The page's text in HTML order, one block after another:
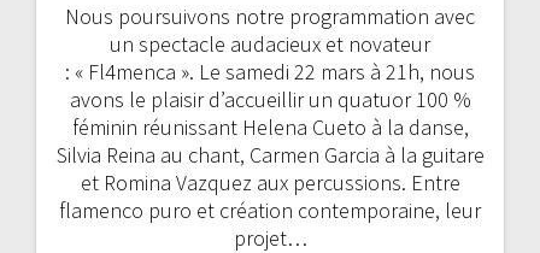
Nous poursuivons notre programmation avec
un spectacle audacieux et novateur
: « Fl4menca ». Le samedi 22 mars à 21h, nous
avons le plaisir d’accueillir un quatuor 100 %
féminin réunissant Helena Cueto à la danse,
Silvia Reina au chant, Carmen Garcia à la guitare
et Romina Vazquez aux percussions. Entre
flamenco puro et création contemporaine, leur
projet…